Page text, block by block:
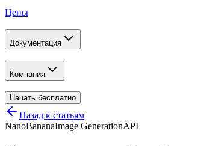
Цены
Документация
Компания
Начать бесплатно
Назад к статьям
NanoBananaImage GenerationAPI